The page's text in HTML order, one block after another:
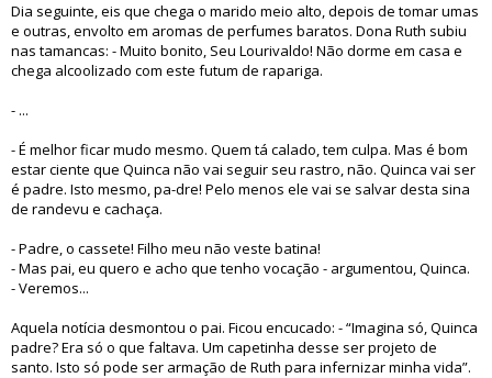
Dia seguinte, eis que chega o marido meio alto, depois de tomar umas
e outras, envolto em aromas de perfumes baratos. Dona Ruth subiu
nas tamancas: - Muito bonito, Seu Lourivaldo! Não dorme em casa e
chega alcoolizado com este futum de rapariga.
- ...
- É melhor ficar mudo mesmo. Quem tá calado, tem culpa. Mas é bom
estar ciente que Quinca não vai seguir seu rastro, não. Quinca vai ser
é padre. Isto mesmo, pa-dre! Pelo menos ele vai se salvar desta sina
de randevu e cachaça.
- Padre, o cassete! Filho meu não veste batina!
- Mas pai, eu quero e acho que tenho vocação - argumentou, Quinca.
- Veremos...
Aquela notícia desmontou o pai. Ficou encucado: - “Imagina só, Quinca
padre? Era só o que faltava. Um capetinha desse ser projeto de
santo. Isto só pode ser armação de Ruth para infernizar minha vida”.